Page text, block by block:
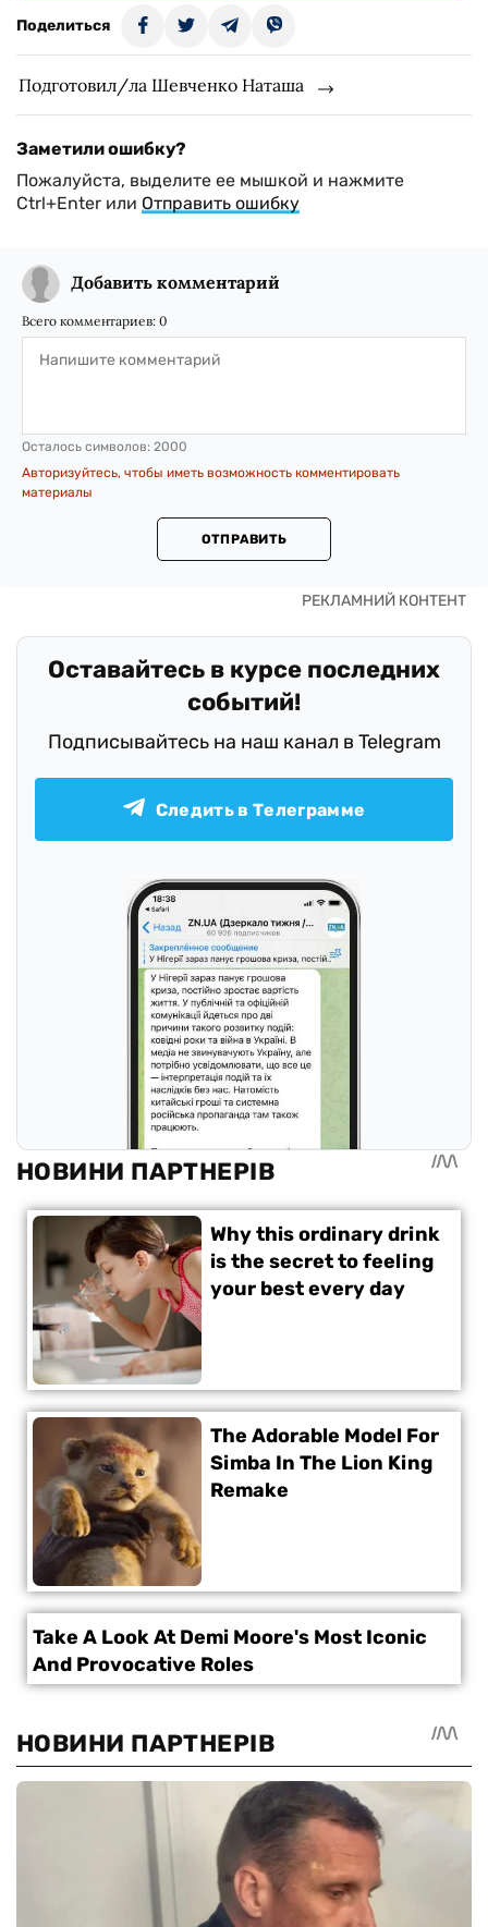
Поделиться
Подготовил/ла Шевченко Наташа
Заметили ошибку?
Пожалуйста, выделите ее мышкой и нажмите
Ctrl+Enter или Отправить ошибку
Добавить комментарий
Всего комментариев: 0
Осталось символов: 2000
Авторизуйтесь, чтобы иметь возможность комментировать
материалы
ОТПРАВИТЬ
Оставайтесь в курсе последних
событий!
Подписывайтесь на наш канал в Telegram
Следить в Телеграмме